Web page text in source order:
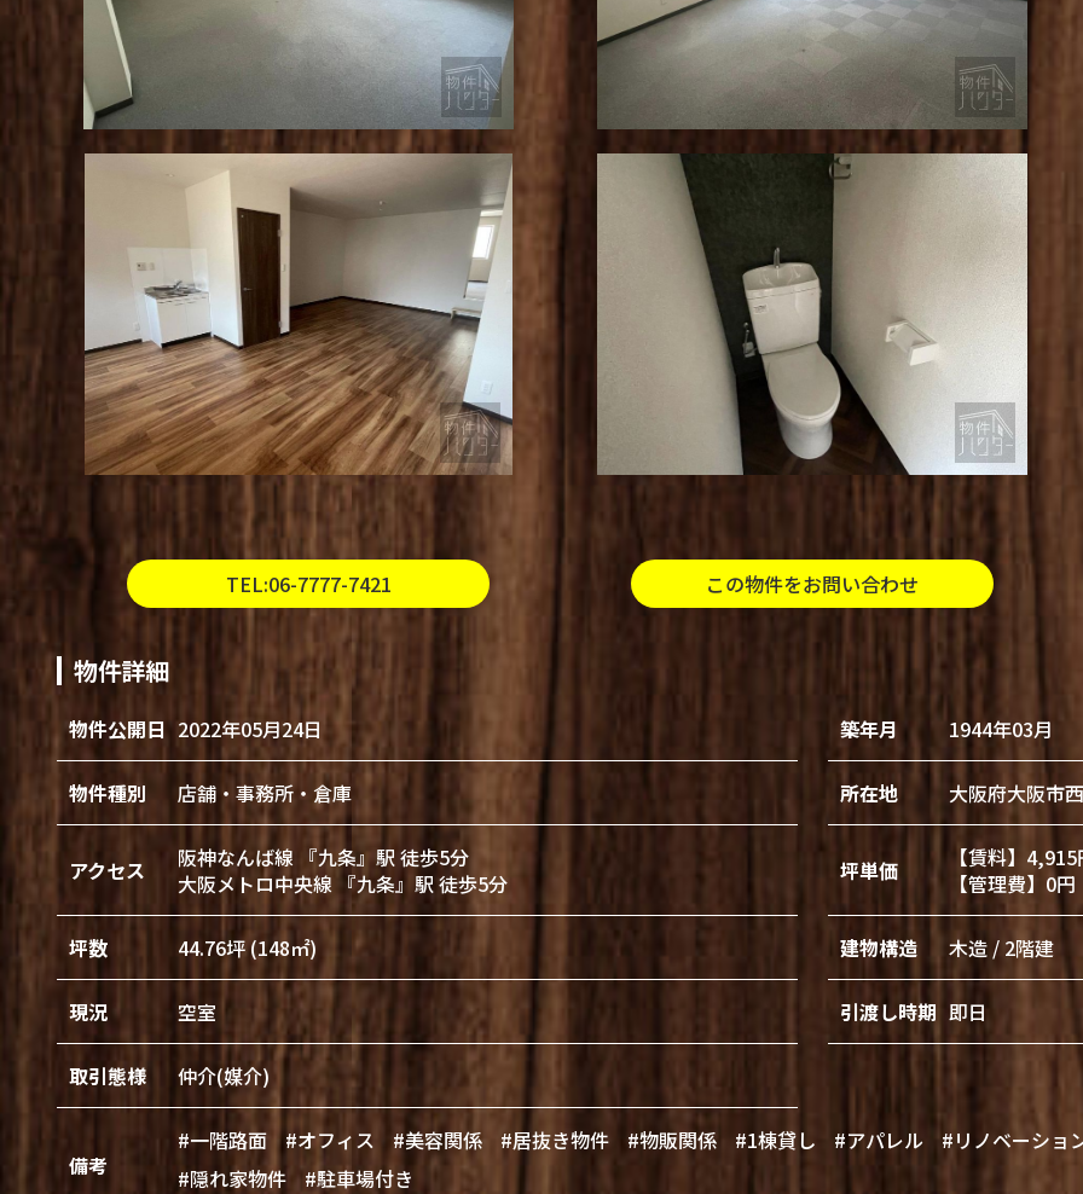
TEL:06-7777-7421 この物件をお問い合わせ
物件詳細
物件公開日 2022年05月24日 築年月 1944年03月
物件種別 店舗・事務所・倉庫 所在地 大阪府大阪市
アクセス
阪神なんば線 『九条』駅 徒歩5分
大阪メトロ中央線 『九条』駅 徒歩5分
坪単価
【賃料】4,915
【管理費】0円
坪数 44.76坪 (148㎡) 建物構造 木造 / 2階建
現況 空室 引渡し時期 即日
取引態様 仲介(媒介)
備考
#一階路面 #オフィス #美容関係 #居抜き物件 #物販関係 #1棟貸し #アパレル
#リノベーショ
#隠れ家物件
#駐車場付き